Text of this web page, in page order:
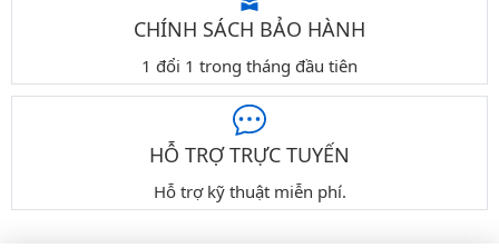
CHÍNH SÁCH BẢO HÀNH
1 đổi 1 trong tháng đầu tiên
HỖ TRỢ TRỰC TUYẾN
Hỗ trợ kỹ thuật miễn phí.